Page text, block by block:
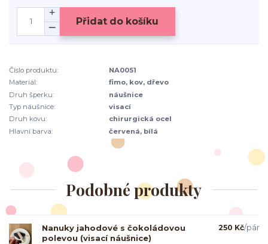
Přidat do košíku
Číslo produktu:
NA0051
Materiál:
fimo, kov, dřevo
Druh šperku:
náušnice
Typ náušnice:
visací
Druh kovu:
chirurgická ocel
Hlavní barva:
červená, bílá
Podobné produkty
Nanuky jahodové s čokoládovou
polevou (visací náušnice)
250 Kč/pár